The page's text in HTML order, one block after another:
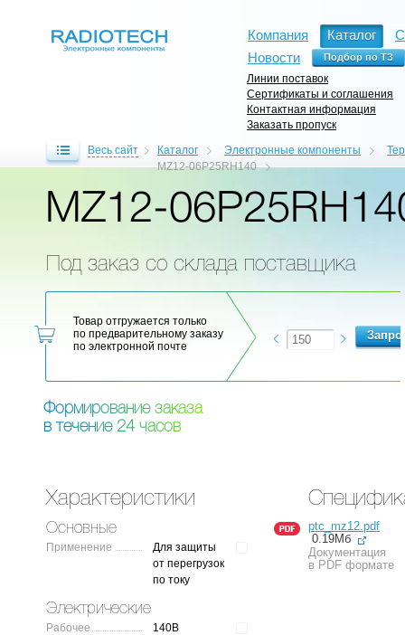
Компания Каталог
Новости
Линии поставок
Сертификаты и соглашения
Контактная информация
Заказать пропуск
Весь сайт Каталог Электронные компоненты
MZ12-06P25RH140
MZ12-
Под заказ со склада поставщика
Товар отгружается только
по предварительному заказу
по электронной почте
Формирование заказа
в течение 24 часов
Характеристики
Основные
Применение
Для защиты
от перегрузок
по току
Электрические
Рабочее
140В
ptc_mz12.pdf
0.19Мб
Документация
в PDF формате